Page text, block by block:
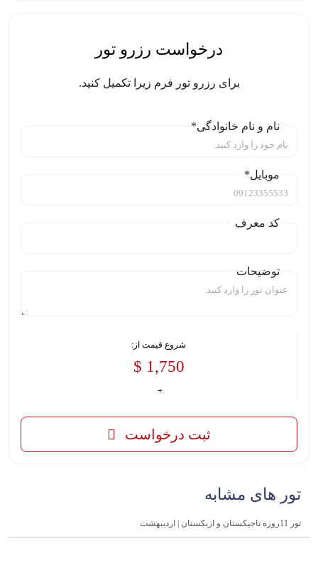
درخواست رزرو تور
برای رزرو تور فرم زیرا تکمیل کنید.
نام و نام خانوادگی*
موبایل*
کد معرف
توضیحات
شروع قیمت از:
1,750 $
ثبت درخواست
تور های مشابه
تور 11روزه تاجیکستان و ازبکستان | اردیبهشت